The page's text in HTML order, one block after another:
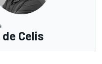
Celis